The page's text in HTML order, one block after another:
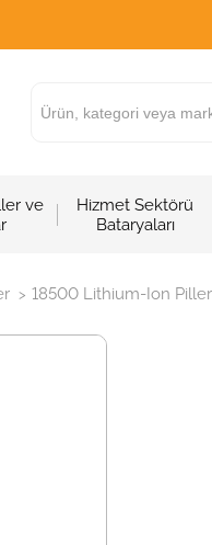
ve
Hizmet Sektörü
Bataryaları
> 18500 Lithium-Ion Piller